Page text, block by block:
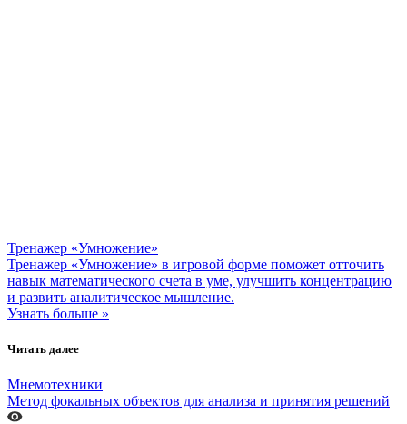
Тренажер «Умножение»
Тренажер «Умножение» в игровой форме поможет отточить
навык математического счета в уме, улучшить концентрацию
и развить аналитическое мышление.
Узнать больше »
Читать далее
Мнемотехники
Метод фокальных объектов для анализа и принятия решений